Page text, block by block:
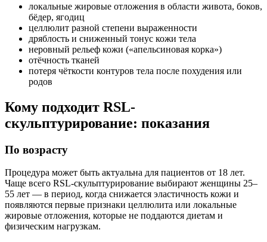
локальные жировые отложения в области живота, боков,
бёдер, ягодиц
целлюлит разной степени выраженности
дряблость и сниженный тонус кожи тела
неровный рельеф кожи («апельсиновая корка»)
отёчность тканей
потеря чёткости контуров тела после похудения или
родов
Кому подходит RSL-
скульптурирование: показания
По возрасту
Процедура может быть актуальна для пациентов от 18 лет.
Чаще всего RSL-скульптурирование выбирают женщины 25–
55 лет — в период, когда снижается эластичность кожи и
появляются первые признаки целлюлита или локальные
жировые отложения, которые не поддаются диетам и
физическим нагрузкам.